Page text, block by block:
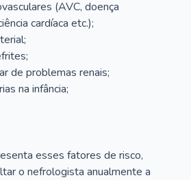
(AVC, doença
cardíaca etc.);
de problemas renais;
na infância;
esses fatores de risco,
o nefrologista anualmente a